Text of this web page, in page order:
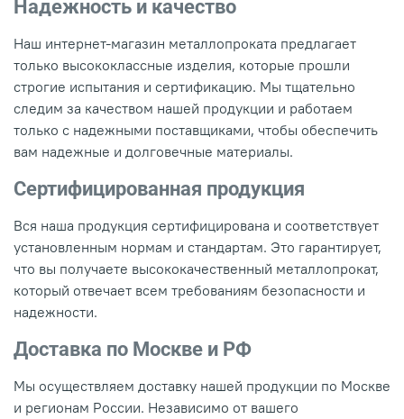
Надежность и качество
Наш интернет-магазин металлопроката предлагает
только высококлассные изделия, которые прошли
строгие испытания и сертификацию. Мы тщательно
следим за качеством нашей продукции и работаем
только с надежными поставщиками, чтобы обеспечить
вам надежные и долговечные материалы.
Сертифицированная продукция
Вся наша продукция сертифицирована и соответствует
установленным нормам и стандартам. Это гарантирует,
что вы получаете высококачественный металлопрокат,
который отвечает всем требованиям безопасности и
надежности.
Доставка по Москве и РФ
Мы осуществляем доставку нашей продукции по Москве
и регионам России. Независимо от вашего